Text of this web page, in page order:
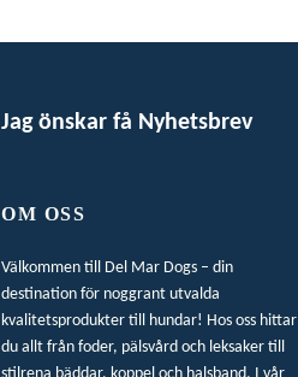
Jag önskar få Nyhetsbrev
OM OSS
Välkommen till Del Mar Dogs – din
destination för noggrant utvalda
kvalitetsprodukter till hundar! Hos oss hittar
du allt från foder, pälsvård och leksaker till